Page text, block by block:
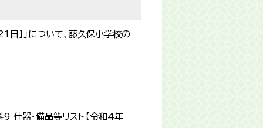
】」について、藤久保小学校の
什器・備品等リスト【令和4年